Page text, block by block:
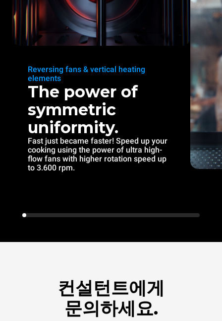
Reversing fans & vertical heating
elements
The power of
symmetric
uniformity.
Fast just became faster! Speed up your
cooking using the power of ultra high-
flow fans with higher rotation speed up
to 3.600 rpm.
컨설턴트에게
문의하세요.